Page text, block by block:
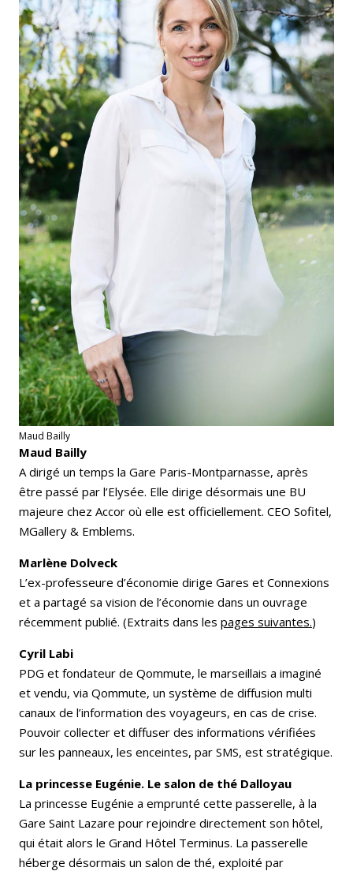
Maud Bailly
Maud Bailly
A dirigé un temps la Gare Paris-Montparnasse, après
être passé par l’Elysée. Elle dirige désormais une BU
majeure chez Accor où elle est officiellement. CEO Sofitel,
MGallery & Emblems.
Marlène Dolveck
L’ex-professeure d’économie dirige Gares et Connexions
et a partagé sa vision de l’économie dans un ouvrage
récemment publié. (Extraits dans les pages suivantes.)
Cyril Labi
PDG et fondateur de Qommute, le marseillais a imaginé
et vendu, via Qommute, un système de diffusion multi
canaux de l’information des voyageurs, en cas de crise.
Pouvoir collecter et diffuser des informations vérifiées
sur les panneaux, les enceintes, par SMS, est stratégique.
La princesse Eugénie. Le salon de thé Dalloyau
La princesse Eugénie a emprunté cette passerelle, à la
Gare Saint Lazare pour rejoindre directement son hôtel,
qui était alors le Grand Hôtel Terminus. La passerelle
héberge désormais un salon de thé, exploité par